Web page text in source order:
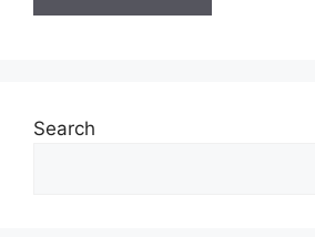
Search